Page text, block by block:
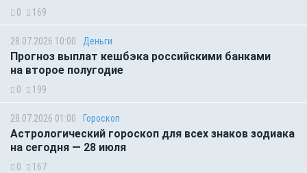
0 169
28.07.2026 10:00 Деньги
Прогноз выплат кешбэка российскими банками
на второе полугодие
0 199
28.07.2026 01:00 Гороскоп
Астрологический гороскоп для всех знаков зодиака
на сегодня — 28 июля
0 167